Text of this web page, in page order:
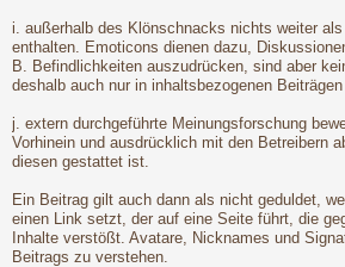
i. außerhalb des Klönschnacks nichts weiter
enthalten. Emoticons dienen dazu,
B. Befindlichkeiten auszudrücken, sind aber
deshalb auch nur in inhaltsbezogenen Beiträgen
j. extern durchgeführte Meinungsforschung
Vorhinein und ausdrücklich mit den Betreibern
diesen gestattet ist.
Ein Beitrag gilt auch dann als nicht geduldet,
einen Link setzt, der auf eine Seite führt, die
Inhalte verstößt. Avatare, Nicknames und
Beitrags zu verstehen.